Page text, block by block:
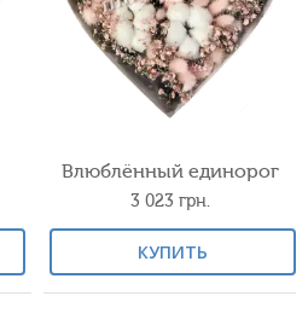
Влюблённый единорог
3 023 грн.
КУПИТЬ